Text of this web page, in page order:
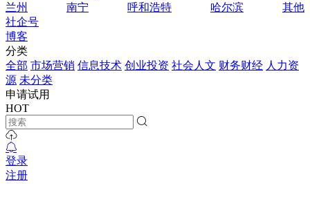
兰州
南宁 呼和浩特 哈尔滨
其他
社企号
博客
分类
全部 市场营销 信息技术 创业投资 社会人文 财务财经 人力资
源 未分类
申请试用
HOT
登录
注册